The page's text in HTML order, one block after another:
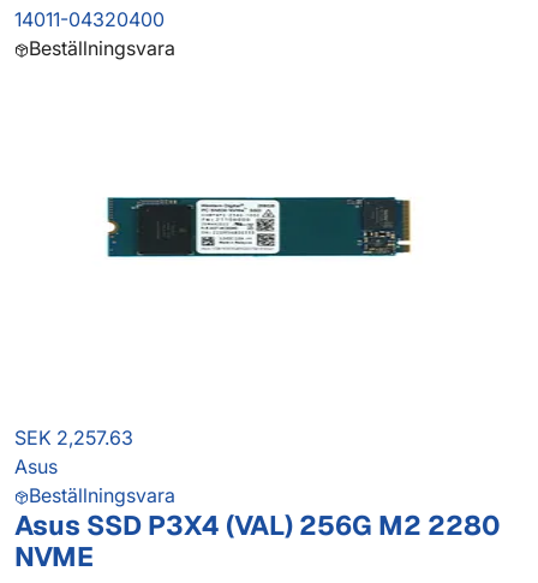
14011-04320400
Beställningsvara
SEK 2,257.63
Asus
Beställningsvara
Asus SSD P3X4 (VAL) 256G M2 2280
NVME